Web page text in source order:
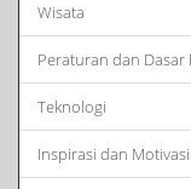
Wisata
Peraturan dan Dasar
Teknologi
Inspirasi dan Motivasi